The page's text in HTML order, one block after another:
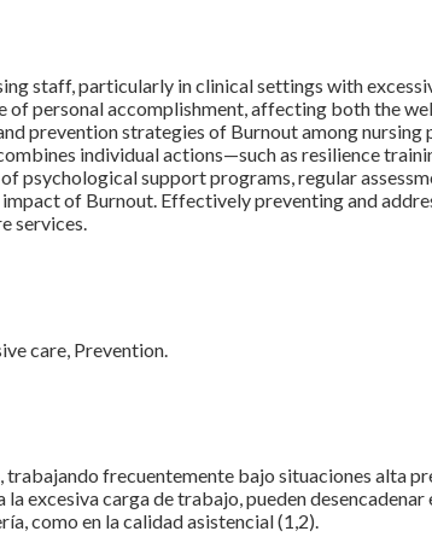
staff, particularly in clinical settings with
of personal accomplishment, affecting both the
prevention strategies of Burnout among
individual actions—such as resilience
support programs, regular
of Burnout. Effectively preventing and
services.
care, Prevention.
trabajando frecuentemente bajo situaciones alta
excesiva carga de trabajo, pueden
como en la calidad asistencial (1,2).